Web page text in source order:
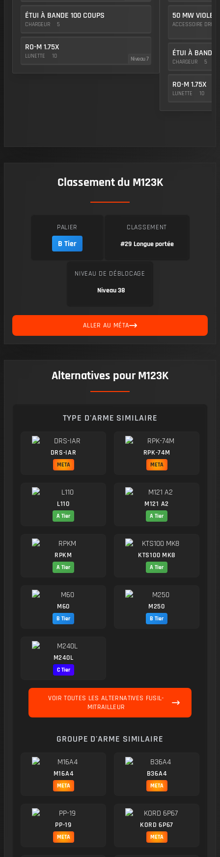
ÉTUI À BANDE 100 COUPS
CHARGEUR 5
RO-M 1.75X
LUNETTE 10 Niveau 7
50 MW VIOLET
ACCESSOIRE DROIT
ÉTUI À BANDE
CHARGEUR 5
RO-M 1.75X
LUNETTE 10
Classement du M123K
PALIER
B Tier
CLASSEMENT
#29 Longue portée
NIVEAU DE DÉBLOCAGE
Niveau 38
ALLER AU MÉTA
Alternatives pour M123K
TYPE D'ARME SIMILAIRE
DRS-IAR
META
RPK-74M
META
L110
A Tier
M121 A2
A Tier
RPKM
A Tier
KTS100 MK8
A Tier
M60
B Tier
M250
B Tier
M240L
C Tier
VOIR TOUTES LES ALTERNATIVES FUSIL-
MITRAILLEUR
GROUPE D'ARME SIMILAIRE
M16A4
META
B36A4
META
PP-19
META
KORD 6P67
META